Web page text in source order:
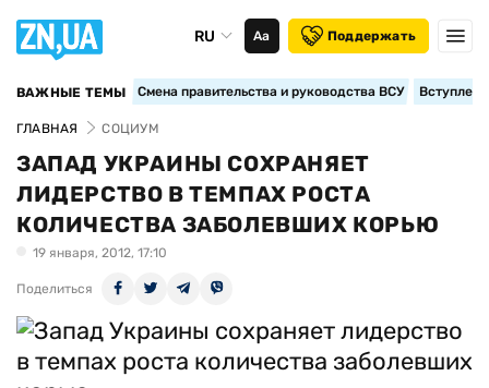
RU Аа Поддержать
ВАЖНЫЕ ТЕМЫ Смена правительства и руководства ВСУ
ГЛАВНАЯ СОЦИУМ
ЗАПАД УКРАИНЫ СОХРАНЯЕТ
ЛИДЕРСТВО В ТЕМПАХ РОСТА
КОЛИЧЕСТВА ЗАБОЛЕВШИХ КОРЬЮ
19 января, 2012, 17:10
Поделиться